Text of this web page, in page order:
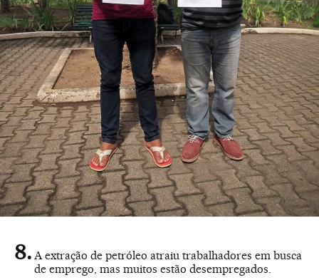
A extração de petróleo atraiu trabalhadores em busca
de emprego, mas muitos estão desempregados.